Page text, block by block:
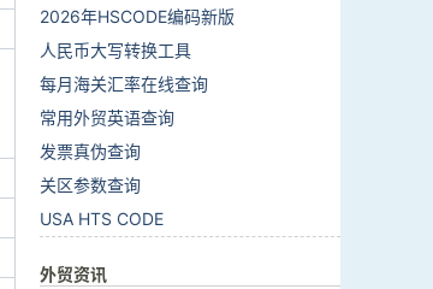
2026年HSCODE编码新版
人民币大写转换工具
每月海关汇率在线查询
常用外贸英语查询
发票真伪查询
关区参数查询
USA HTS CODE
外贸资讯